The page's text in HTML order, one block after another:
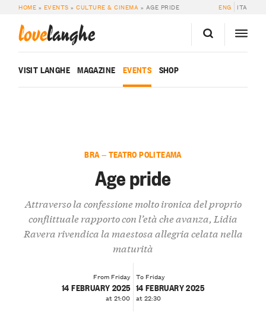
HOME » EVENTS »CULTURE & CINEMA » AGE PRIDE ENG ITA
lovelanghe
VISIT LANGHE MAGAZINE EVENTS SHOP
BRA — TEATRO POLITEAMA
Age pride
Attraverso la confessione molto ironica del proprio
conflittuale rapporto con l’età che avanza, Lidia
Ravera rivendica la maestosa allegria celata nella
maturità
From Friday
14 FEBRUARY 2025
at 21:00
To Friday
14 FEBRUARY 2025
at 22:30